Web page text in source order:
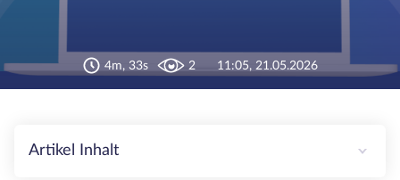
4m, 33s 2 11:05, 21.05.2026
Artikel Inhalt